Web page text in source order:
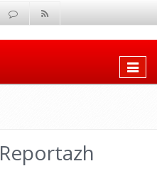
Shfaq
Reportazh